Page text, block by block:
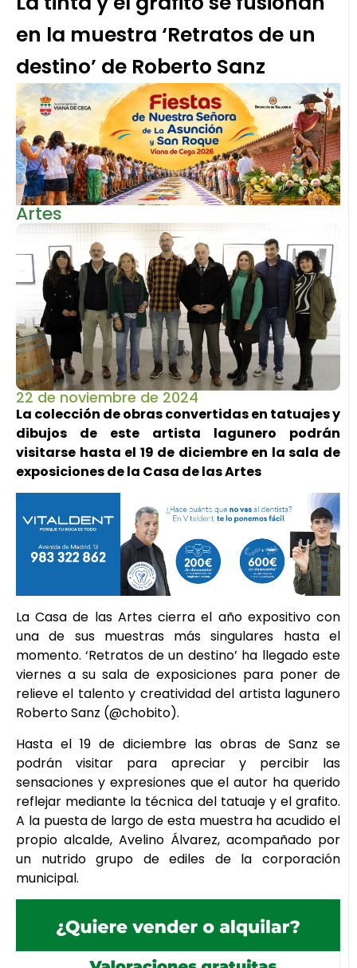
en la muestra ‘Retratos de un
destino’ de Roberto Sanz
Artes
22 de noviembre de 2024
La colección de obras convertidas en tatuajes y
dibujos de este artista lagunero podrán
visitarse hasta el 19 de diciembre en la sala de
exposiciones de la Casa de las Artes
La Casa de las Artes cierra el año expositivo con
una de sus muestras más singulares hasta el
momento. ‘Retratos de un destino’ ha llegado este
viernes a su sala de exposiciones para poner de
relieve el talento y creatividad del artista lagunero
Roberto Sanz (@chobito).
Hasta el 19 de diciembre las obras de Sanz se
podrán visitar para apreciar y percibir las
sensaciones y expresiones que el autor ha querido
reflejar mediante la técnica del tatuaje y el grafito.
A la puesta de largo de esta muestra ha acudido el
propio alcalde, Avelino Álvarez, acompañado por
un nutrido grupo de ediles de la corporación
municipal.